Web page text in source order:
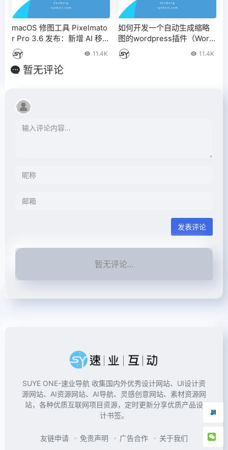
macOS 修图工具 Pixelmato
r Pro 3.6 发布：新增 AI 移除
背景工具等
11.4K
如何开发一个自动生成缩略
图的wordpress插件（Word
Press自动压缩图片）
11.4K
暂无评论
发表评论
暂无评论...
SUYE ONE-速业导航 收集国内外优秀设计网站、UI设计资
源网站、AI资源网站、AI导航、灵感创意网站、素材资源网
站，各种优质互联网项目资源，定时更新分享优质产品设
计书签。
友链申请 免责声明 广告合作 关于我们